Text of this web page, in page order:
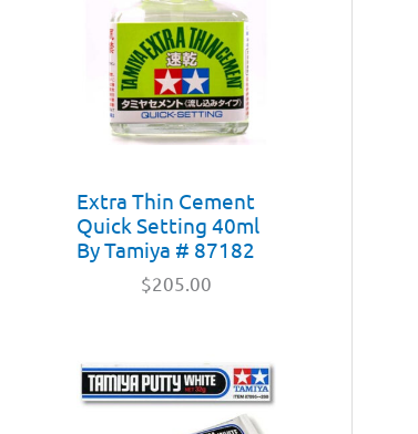
Extra Thin Cement
Quick Setting 40ml
By Tamiya # 87182
$205.00